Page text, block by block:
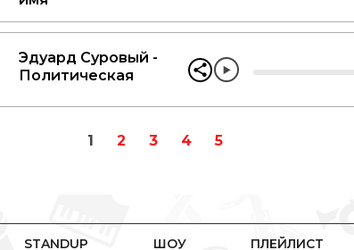
Эдуард Суровый -
Политическая
1 2 3 4 5
STANDUP ШОУ ПЛЕЙЛИСТ